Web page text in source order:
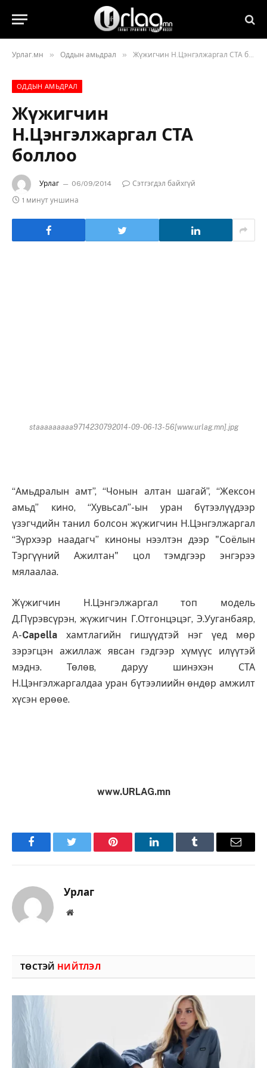
Урлаг.мн » Оддын амьдрал » Жүжигчин Н.Цэнгэлжаргал СТА боллоо
ОДДЫН АМЬДРАЛ
Жүжигчин
Н.Цэнгэлжаргал СТА
боллоо
Урлаг 06/09/2014
Сэтгэгдэл байхгүй
1 минут уншина
staaaaaaaaa9714230792014-09-06-13-56[www.urlag.mn].jpg
“Амьдралын амт”, “Чонын алтан шагай”, “Жексон
амьд” кино, “Хувьсал”-ын уран бүтээлүүдээр
үзэгчдийн танил болсон жүжигчин Н.Цэнгэлжаргал
“Зүрхээр наадагч” киноны нээлтэн дээр "Соёлын
Тэргүүний Ажилтан" цол тэмдгээр энгэрээ
мялаалаа.
Жүжигчин Н.Цэнгэлжаргал топ модель
Д.Пүрэвсүрэн, жүжигчин Г.Отгонцэцэг, Э.Ууганбаяр,
A-Capella хамтлагийн гишүүдтэй нэг үед мөр
зэрэгцэн ажиллаж явсан гэдгээр хүмүүс илүүтэй
мэднэ. Төлөв, даруу шинэхэн СТА
Н.Цэнгэлжаргалдаа уран бүтээлиийн өндөр амжилт
хүсэн ерөөе.
www.URLAG.mn
FacebookTwitter Pinterest LinkedInTumblr Имэйл
Урлаг
Вэбсайт
ТӨСТЭЙ НИЙТЛЭЛ